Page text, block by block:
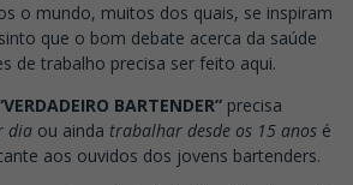
o mundo, muitos dos quais, se inspiram
que o bom debate acerca da saúde
de trabalho precisa ser feito aqui.
BARTENDER” precisa
dia ou ainda trabalhar desde os 15 anos é
aos ouvidos dos jovens bartenders.